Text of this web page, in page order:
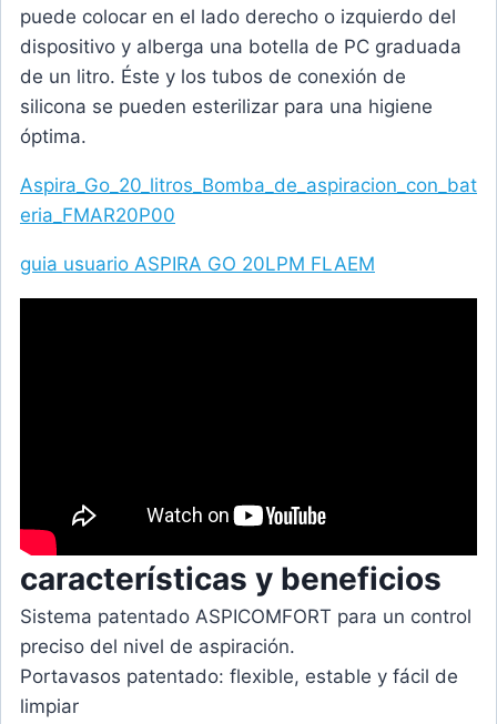
puede colocar en el lado derecho o izquierdo del
dispositivo y alberga una botella de PC graduada
de un litro. Éste y los tubos de conexión de
silicona se pueden esterilizar para una higiene
óptima.
Aspira_Go_20_litros_Bomba_de_aspiracion_con_bat
eria_FMAR20P00
guia usuario ASPIRA GO 20LPM FLAEM
características y beneficios
Sistema patentado ASPICOMFORT para un control
preciso del nivel de aspiración.
Portavasos patentado: flexible, estable y fácil de
limpiar